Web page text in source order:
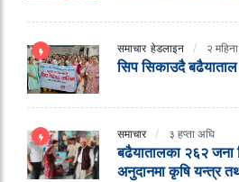
समाचार हेडलाइन २
सिप सिकाउदै
समाचार ३ हप्ता अघि
बढैयातालका २६२ जना
अनुदानमा कृषि यन्त्र